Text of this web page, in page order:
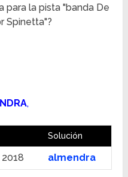
para la pista "banda De
Spinetta"?
,
Solución
almendra